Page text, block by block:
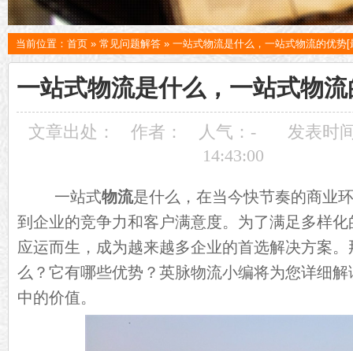
当前位置： 首页 » 常见问题解答 » 一站式物流是什么，一站式物流的优势[
一站式物流是什么，一站式物
文章出处： 作者： 人气： -
发表时
14:43:00
一站式物流是什么，在当今快节奏的商业
到企业的竞争力和客户满意度。为了满足多样
应运而生，成为越来越多企业的首选解决方案
么？它有哪些优势？英脉物流小编将为您详细
中的价值。